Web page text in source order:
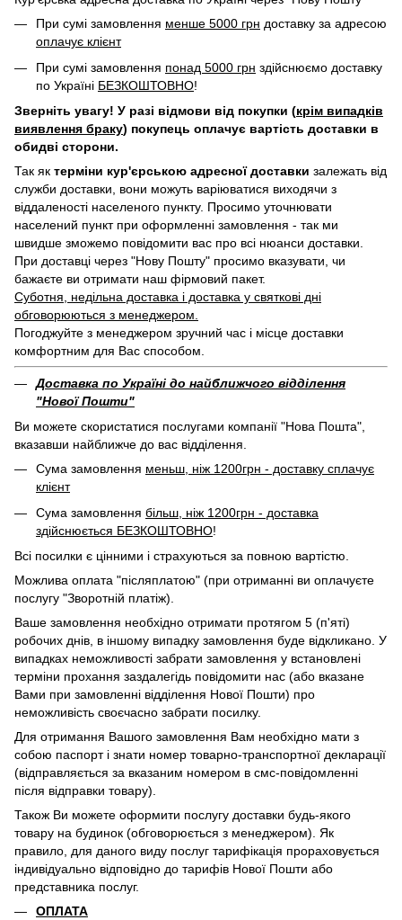
При сумі замовлення менше 5000 грн доставку за адресою
оплачує клієнт
При сумі замовлення понад 5000 грн здійснюємо доставку
по Україні БЕЗКОШТОВНО!
Зверніть увагу! У разі відмови від покупки (крім випадків
виявлення браку) покупець оплачує вартість доставки в
обидві сторони.
Так як терміни кур'єрською адресної доставки залежать від
служби доставки, вони можуть варіюватися виходячи з
віддаленості населеного пункту. Просимо уточнювати
населений пункт при оформленні замовлення - так ми
швидше зможемо повідомити вас про всі нюанси доставки.
При доставці через "Нову Пошту" просимо вказувати, чи
бажаєте ви отримати наш фірмовий пакет.
Суботня, недільна доставка і доставка у святкові дні
обговорюються з менеджером.
Погоджуйте з менеджером зручний час і місце доставки
комфортним для Вас способом.
Доставка по Україні до найближчого відділення
"Нової Пошти"
Ви можете скористатися послугами компанії "Нова Пошта",
вказавши найближче до вас відділення.
Сума замовлення меньш, ніж 1200грн - доставку сплачує
клієнт
Сума замовлення більш, ніж 1200грн - доставка
здійснюється БЕЗКОШТОВНО!
Всі посилки є цінними і страхуються за повною вартістю.
Можлива оплата "післяплатою" (при отриманні ви оплачуєте
послугу "Зворотній платіж).
Ваше замовлення необхідно отримати протягом 5 (п'яті)
робочих днів, в іншому випадку замовлення буде відкликано. У
випадках неможливості забрати замовлення у встановлені
терміни прохання заздалегідь повідомити нас (або вказане
Вами при замовленні відділення Нової Пошти) про
неможливість своєчасно забрати посилку.
Для отримання Вашого замовлення Вам необхідно мати з
собою паспорт і знати номер товарно-транспортної декларації
(відправляється за вказаним номером в смс-повідомленні
після відправки товару).
Також Ви можете оформити послугу доставки будь-якого
товару на будинок (обговорюється з менеджером). Як
правило, для даного виду послуг тарифікація прораховується
індивідуально відповідно до тарифів Нової Пошти або
представника послуг.
ОПЛАТА